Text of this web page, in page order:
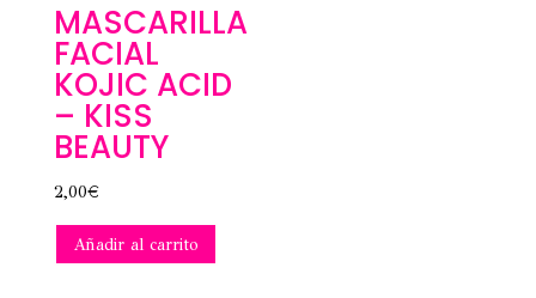
MASCARILLA
FACIAL
KOJIC ACID
– KISS
BEAUTY
2,00€
Añadir al carrito